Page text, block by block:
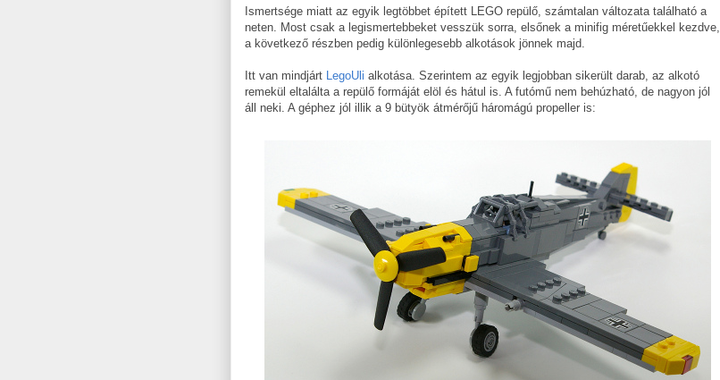
Ismertsége miatt az egyik legtöbbet épített LEGO repülő, számtalan változata található a
neten. Most csak a legismertebbeket vesszük sorra, elsőnek a minifig méretűekkel kezdve,
a következő részben pedig különlegesebb alkotások jönnek majd.
Itt van mindjárt LegoUli alkotása. Szerintem az egyik legjobban sikerült darab, az alkotó
remekül eltalálta a repülő formáját elöl és hátul is. A futómű nem behúzható, de nagyon jól
áll neki. A géphez jól illik a 9 bütyök átmérőjű háromágú propeller is: